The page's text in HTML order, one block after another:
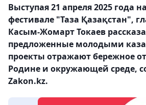
Выступая 21 апреля 2025 года
фестивале "Таза Қазақстан",
Касым-Жомарт Токаев
предложенные молодыми
проекты отражают бережное
Родине и окружающей среде,
Zakon.kz.